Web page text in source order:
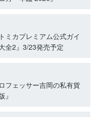
ミカプレミアム公式ガイ
全2』3/23発売予定
フェッサー吉岡の私有貨